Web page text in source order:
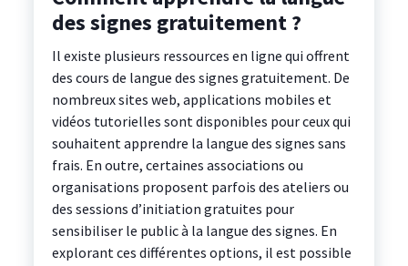
des signes gratuitement ?
Il existe plusieurs ressources en ligne qui offrent
des cours de langue des signes gratuitement. De
nombreux sites web, applications mobiles et
vidéos tutorielles sont disponibles pour ceux qui
souhaitent apprendre la langue des signes sans
frais. En outre, certaines associations ou
organisations proposent parfois des ateliers ou
des sessions d’initiation gratuites pour
sensibiliser le public à la langue des signes. En
explorant ces différentes options, il est possible